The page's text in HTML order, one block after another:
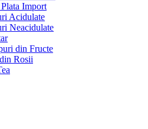
Import
Acidulate
Neacidulate
din Fructe
Rosii